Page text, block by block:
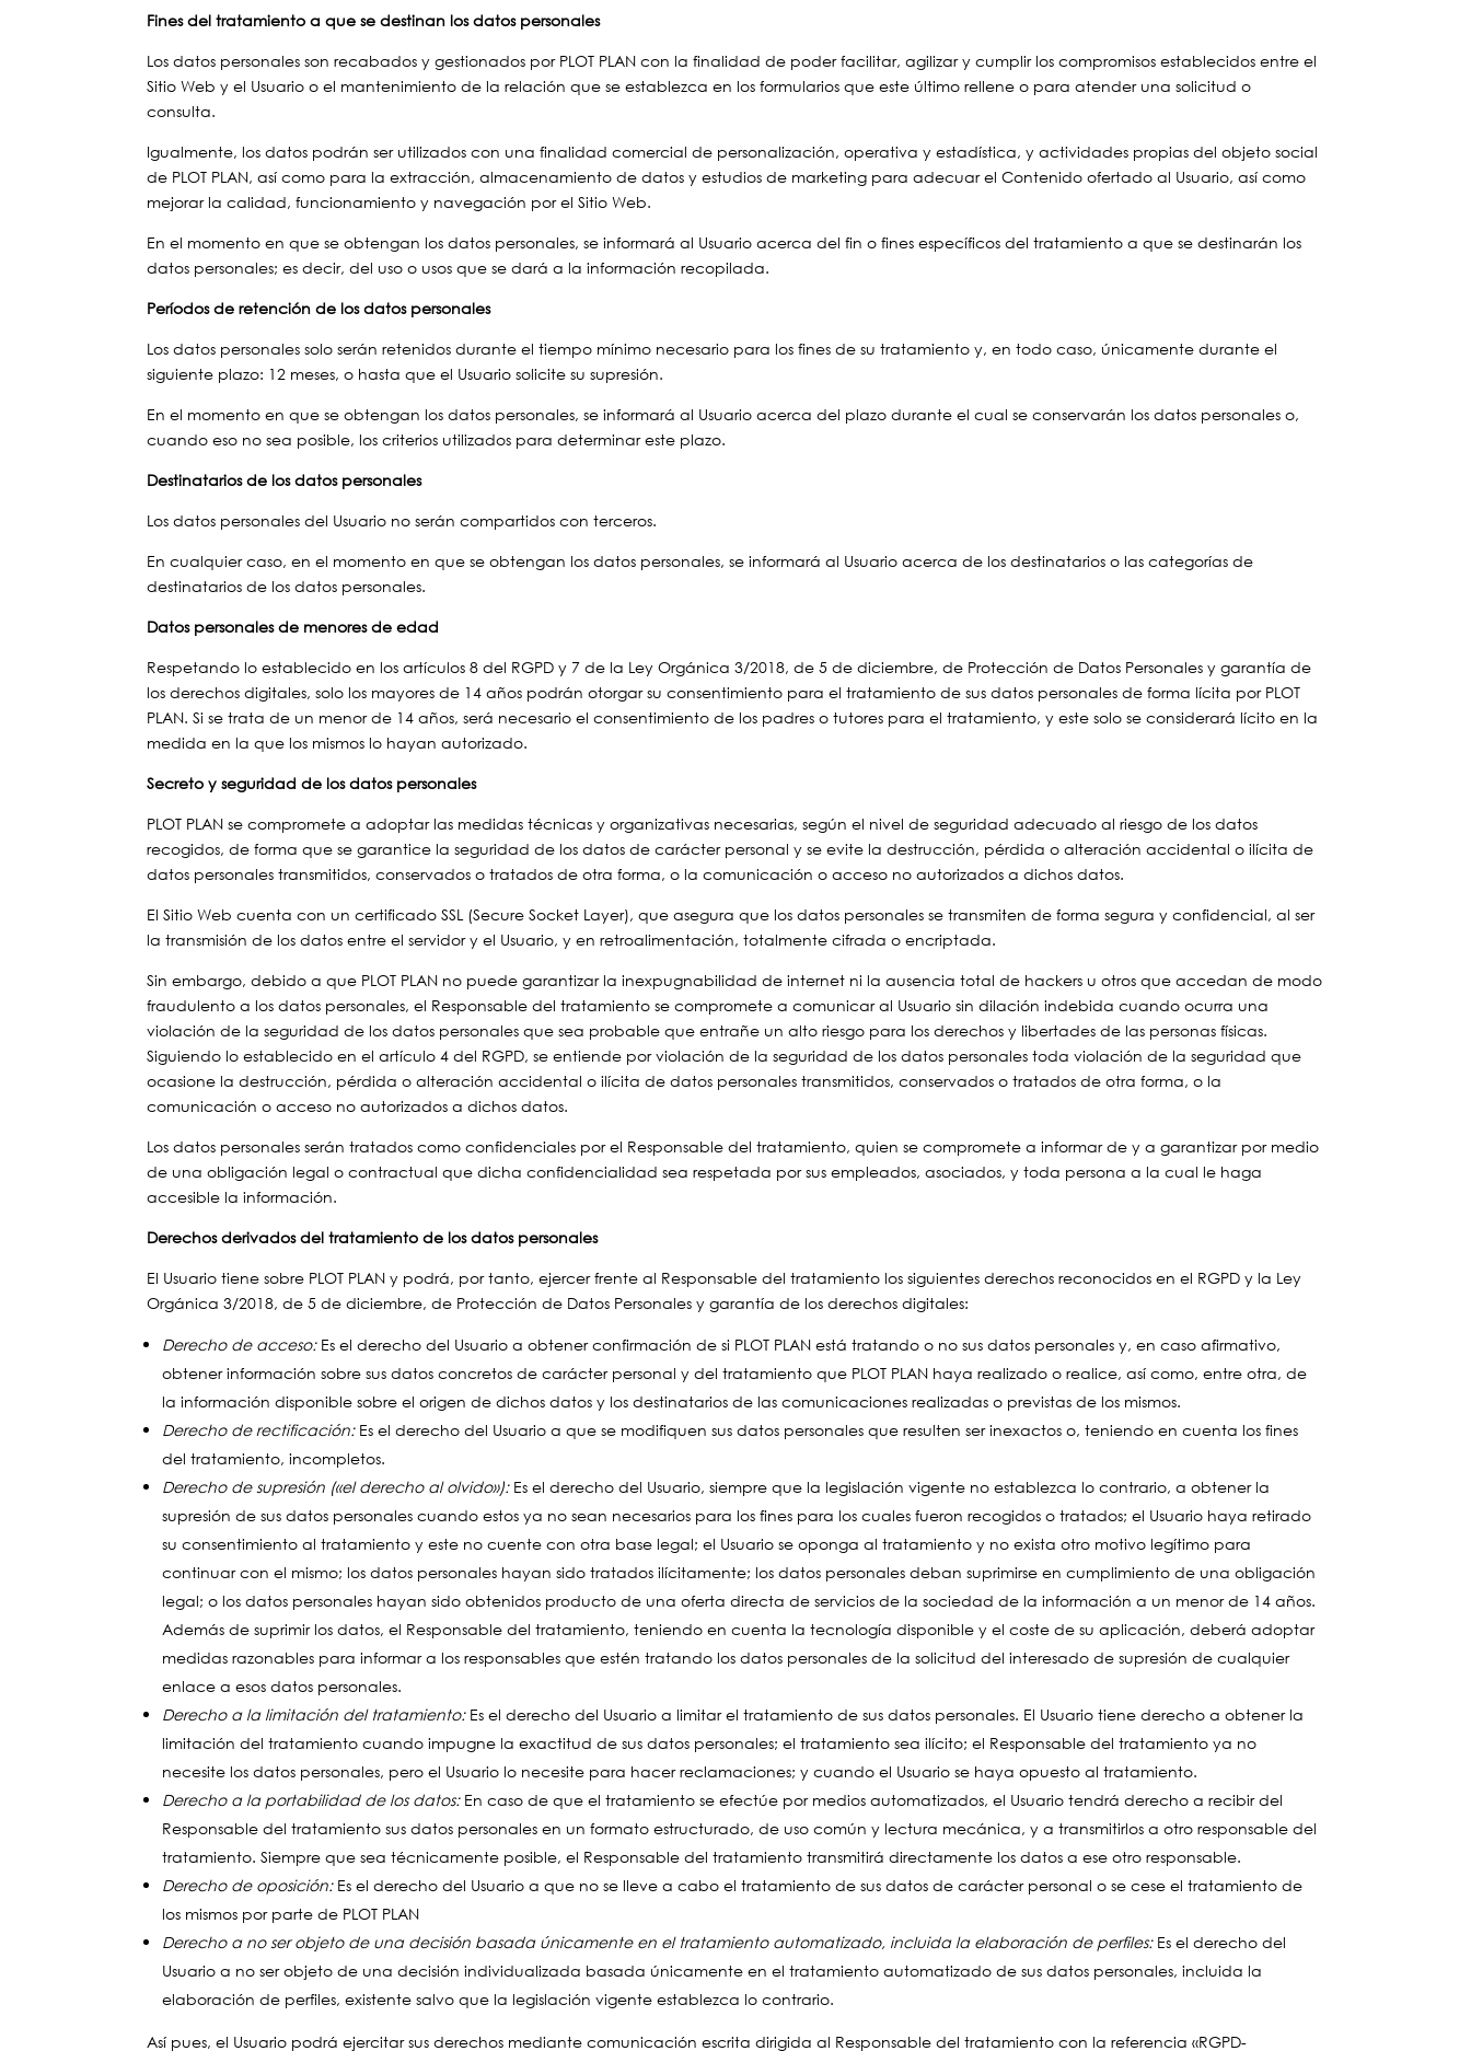
Fines del tratamiento a que se destinan los datos personales
Los datos personales son recabados y gestionados por PLOT PLAN con la finalidad de poder facilitar, agilizar y cumplir los compromisos establecidos entre el
Sitio Web y el Usuario o el mantenimiento de la relación que se establezca en los formularios que este último rellene o para atender una solicitud o
consulta.
Igualmente, los datos podrán ser utilizados con una finalidad comercial de personalización, operativa y estadística, y actividades propias del objeto social
de PLOT PLAN, así como para la extracción, almacenamiento de datos y estudios de marketing para adecuar el Contenido ofertado al Usuario, así como
mejorar la calidad, funcionamiento y navegación por el Sitio Web.
En el momento en que se obtengan los datos personales, se informará al Usuario acerca del fin o fines específicos del tratamiento a que se destinarán los
datos personales; es decir, del uso o usos que se dará a la información recopilada.
Períodos de retención de los datos personales
Los datos personales solo serán retenidos durante el tiempo mínimo necesario para los fines de su tratamiento y, en todo caso, únicamente durante el
siguiente plazo: 12 meses, o hasta que el Usuario solicite su supresión.
En el momento en que se obtengan los datos personales, se informará al Usuario acerca del plazo durante el cual se conservarán los datos personales o,
cuando eso no sea posible, los criterios utilizados para determinar este plazo.
Destinatarios de los datos personales
Los datos personales del Usuario no serán compartidos con terceros.
En cualquier caso, en el momento en que se obtengan los datos personales, se informará al Usuario acerca de los destinatarios o las categorías de
destinatarios de los datos personales.
Datos personales de menores de edad
Respetando lo establecido en los artículos 8 del RGPD y 7 de la Ley Orgánica 3/2018, de 5 de diciembre, de Protección de Datos Personales y garantía de
los derechos digitales, solo los mayores de 14 años podrán otorgar su consentimiento para el tratamiento de sus datos personales de forma lícita por PLOT
PLAN. Si se trata de un menor de 14 años, será necesario el consentimiento de los padres o tutores para el tratamiento, y este solo se considerará lícito en la
medida en la que los mismos lo hayan autorizado.
Secreto y seguridad de los datos personales
PLOT PLAN se compromete a adoptar las medidas técnicas y organizativas necesarias, según el nivel de seguridad adecuado al riesgo de los datos
recogidos, de forma que se garantice la seguridad de los datos de carácter personal y se evite la destrucción, pérdida o alteración accidental o ilícita de
datos personales transmitidos, conservados o tratados de otra forma, o la comunicación o acceso no autorizados a dichos datos.
El Sitio Web cuenta con un certificado SSL (Secure Socket Layer), que asegura que los datos personales se transmiten de forma segura y confidencial, al ser
la transmisión de los datos entre el servidor y el Usuario, y en retroalimentación, totalmente cifrada o encriptada.
Sin embargo, debido a que PLOT PLAN no puede garantizar la inexpugnabilidad de internet ni la ausencia total de hackers u otros que accedan de modo
fraudulento a los datos personales, el Responsable del tratamiento se compromete a comunicar al Usuario sin dilación indebida cuando ocurra una
violación de la seguridad de los datos personales que sea probable que entrañe un alto riesgo para los derechos y libertades de las personas físicas.
Siguiendo lo establecido en el artículo 4 del RGPD, se entiende por violación de la seguridad de los datos personales toda violación de la seguridad que
ocasione la destrucción, pérdida o alteración accidental o ilícita de datos personales transmitidos, conservados o tratados de otra forma, o la
comunicación o acceso no autorizados a dichos datos.
Los datos personales serán tratados como confidenciales por el Responsable del tratamiento, quien se compromete a informar de y a garantizar por medio
de una obligación legal o contractual que dicha confidencialidad sea respetada por sus empleados, asociados, y toda persona a la cual le haga
accesible la información.
Derechos derivados del tratamiento de los datos personales
El Usuario tiene sobre PLOT PLAN y podrá, por tanto, ejercer frente al Responsable del tratamiento los siguientes derechos reconocidos en el RGPD y la Ley
Orgánica 3/2018, de 5 de diciembre, de Protección de Datos Personales y garantía de los derechos digitales:
Derecho de acceso:Es el derecho del Usuario a obtener confirmación de si PLOT PLAN está tratando o no sus datos personales y, en caso afirmativo,
obtener información sobre sus datos concretos de carácter personal y del tratamiento que PLOT PLAN haya realizado o realice, así como, entre otra, de
la información disponible sobre el origen de dichos datos y los destinatarios de las comunicaciones realizadas o previstas de los mismos.
Derecho de rectificación:Es el derecho del Usuario a que se modifiquen sus datos personales que resulten ser inexactos o, teniendo en cuenta los fines
del tratamiento, incompletos.
Derecho de supresión («el derecho al olvido»):Es el derecho del Usuario, siempre que la legislación vigente no establezca lo contrario, a obtener la
supresión de sus datos personales cuando estos ya no sean necesarios para los fines para los cuales fueron recogidos o tratados; el Usuario haya retirado
su consentimiento al tratamiento y este no cuente con otra base legal; el Usuario se oponga al tratamiento y no exista otro motivo legítimo para
continuar con el mismo; los datos personales hayan sido tratados ilícitamente; los datos personales deban suprimirse en cumplimiento de una obligación
legal; o los datos personales hayan sido obtenidos producto de una oferta directa de servicios de la sociedad de la información a un menor de 14 años.
Además de suprimir los datos, el Responsable del tratamiento, teniendo en cuenta la tecnología disponible y el coste de su aplicación, deberá adoptar
medidas razonables para informar a los responsables que estén tratando los datos personales de la solicitud del interesado de supresión de cualquier
enlace a esos datos personales.
Derecho a la limitación del tratamiento:Es el derecho del Usuario a limitar el tratamiento de sus datos personales. El Usuario tiene derecho a obtener la
limitación del tratamiento cuando impugne la exactitud de sus datos personales; el tratamiento sea ilícito; el Responsable del tratamiento ya no
necesite los datos personales, pero el Usuario lo necesite para hacer reclamaciones; y cuando el Usuario se haya opuesto al tratamiento.
Derecho a la portabilidad de los datos:En caso de que el tratamiento se efectúe por medios automatizados, el Usuario tendrá derecho a recibir del
Responsable del tratamiento sus datos personales en un formato estructurado, de uso común y lectura mecánica, y a transmitirlos a otro responsable del
tratamiento. Siempre que sea técnicamente posible, el Responsable del tratamiento transmitirá directamente los datos a ese otro responsable.
Derecho de oposición:Es el derecho del Usuario a que no se lleve a cabo el tratamiento de sus datos de carácter personal o se cese el tratamiento de
los mismos por parte de PLOT PLAN
Derecho a no ser objeto de una decisión basada únicamente en el tratamiento automatizado, incluida la elaboración de perfiles:Es el derecho del
Usuario a no ser objeto de una decisión individualizada basada únicamente en el tratamiento automatizado de sus datos personales, incluida la
elaboración de perfiles, existente salvo que la legislación vigente establezca lo contrario.
Así pues, el Usuario podrá ejercitar sus derechos mediante comunicación escrita dirigida al Responsable del tratamiento con la referencia «RGPD-